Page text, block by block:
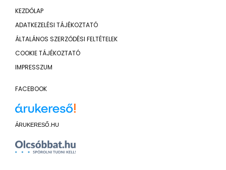
KEZDŐLAP
ADATKEZELÉSI TÁJÉKOZTATÓ
ÁLTALÁNOS SZERZŐDÉSI FELTÉTELEK
COOKIE TÁJÉKOZTATÓ
IMPRESSZUM
FACEBOOK
ÁRUKERESŐ.HU